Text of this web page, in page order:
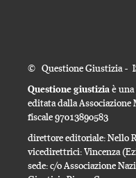
© Questione Giustizia -
Questione giustiziaè
editata dalla Associazione
fiscale 97013890583
direttore editoriale: Nello
vicedirettrici: Vincenza
sede: c/o Associazione